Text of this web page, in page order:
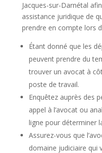
Jacques-sur-Darnétal
assistance juridique de
prendre en compte lors
Étant donné que les
peuvent prendre du
trouver un avocat à
poste de travail.
Enquêtez auprès des
appel à l’avocat ou
ligne pour déterminer
Assurez-vous que
domaine judiciaire qui